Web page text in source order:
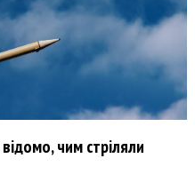
чим стріляли